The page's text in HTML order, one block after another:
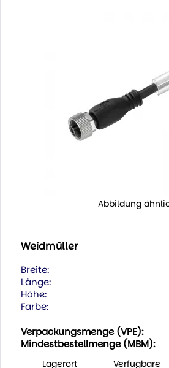
Abbildung
Weidmüller
Breite:
Länge:
Höhe:
Farbe:
Verpackungsmenge (VPE):
Mindestbestellmenge (MBM):
Lagerort
Verfügbare